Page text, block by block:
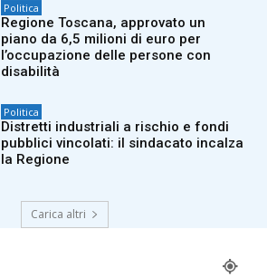
Politica
Regione Toscana, approvato un
piano da 6,5 milioni di euro per
l’occupazione delle persone con
disabilità
Politica
Distretti industriali a rischio e fondi
pubblici vincolati: il sindacato incalza
la Regione
Carica altri